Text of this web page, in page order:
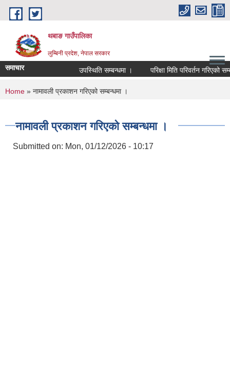
Skip to main content
थबाङ गाउँपालिका
लुम्बिनी प्रदेश, नेपाल सरकार
समाचार उपस्थिति सम्बन्धमा । परिक्षा मिति परिवर्तन गरिएको
You are here
Home » नामावली प्रकाशन गरिएको सम्बन्धमा ।
नामावली प्रकाशन गरिएको सम्बन्धमा ।
Submitted on: Mon, 01/12/2026 - 10:17